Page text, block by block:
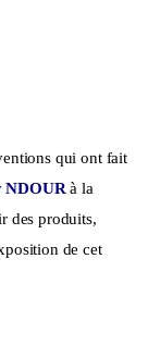
qui ont fait
NDOUR à la
des produits,
de cet